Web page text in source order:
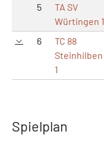
5
TA SV
Würtingen 1
6
TC 88
Steinhilben
1
Spielplan